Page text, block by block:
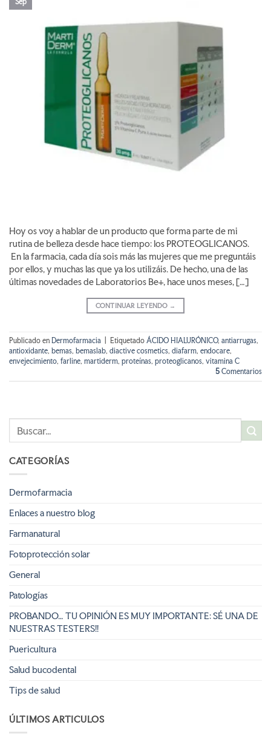
Sep
Hoy os voy a hablar de un producto que forma parte de mi
rutina de belleza desde hace tiempo: los PROTEOGLICANOS.
En la farmacia, cada día sois más las mujeres que me preguntáis
por ellos, y muchas las que ya los utilizáis. De hecho, una de las
últimas novedades de Laboratorios Be+, hace unos meses, […]
CONTINUAR LEYENDO →
Publicado en Dermofarmacia Etiquetado ÁCIDO HIALURÓNICO, antiarrugas,
antioxidante, bemas, bemaslab, diactive cosmetics, diafarm, endocare,
envejecimiento, farline, martiderm, proteínas, proteoglicanos, vitamina C
5 Comentarios
CATEGORÍAS
Dermofarmacia
Enlaces a nuestro blog
Farmanatural
Fotoprotección solar
General
Patologías
PROBANDO… TU OPINIÓN ES MUY IMPORTANTE: SÉ UNA DE
NUESTRAS TESTERS!!
Puericultura
Salud bucodental
Tips de salud
ÚLTIMOS ARTICULOS